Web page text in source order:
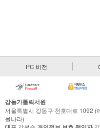
PC 버전
강동가톨릭서원
서울특별시 강동구 천호대로 1092
물나라)